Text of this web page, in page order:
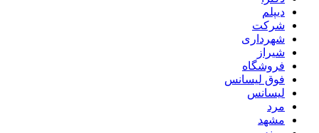
دیپلم
شرکت
شهرداری
شیراز
فروشگاه
فوق لیسانس
لیسانس
مرد
مشهد